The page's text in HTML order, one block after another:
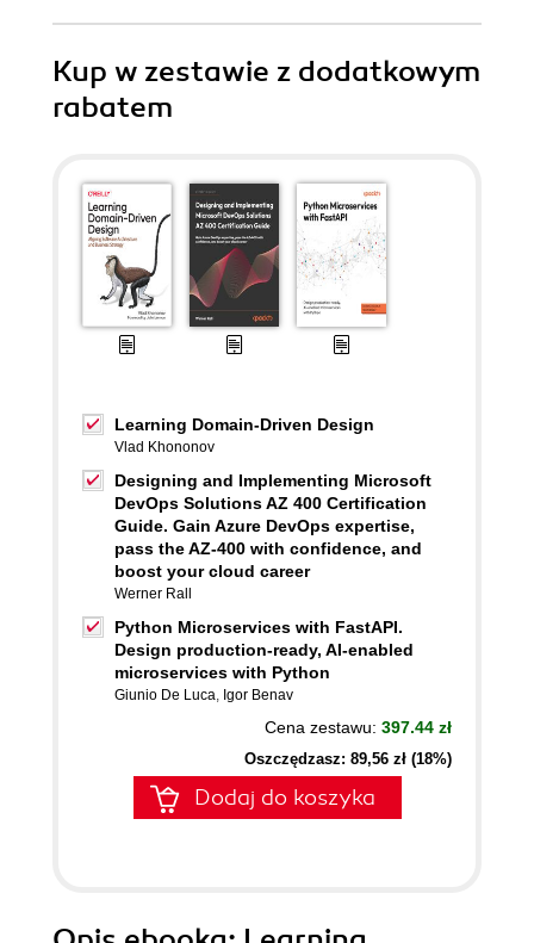
Kup w zestawie z dodatkowym
rabatem
Learning Domain-Driven Design
Vlad Khononov
Designing and Implementing Microsoft
DevOps Solutions AZ 400 Certification
Guide. Gain Azure DevOps expertise,
pass the AZ-400 with confidence, and
boost your cloud career
Werner Rall
Python Microservices with FastAPI.
Design production-ready, AI-enabled
microservices with Python
Giunio De Luca, Igor Benav
Cena zestawu: 397.44 zł
Oszczędzasz: 89,56 zł (18%)
Dodaj do koszyka